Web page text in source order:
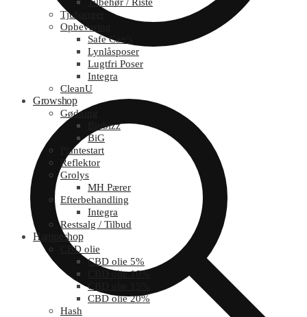
Tjubanger
Opbevaring
Safe Can’s
Lynlåsposer
Lugtfri Poser
Integra
CleanU
Growshop
Gødning
Biobizz
BiG
Plantestart
Reflektor
Grolys
MH Pærer
Efterbehandling
Integra
Restsalg / Tilbud
Hampeshop
CBD olie
CBD olie 5%
CBD olie 10%
CBD olie 15%
CBD olie 20%
Hash